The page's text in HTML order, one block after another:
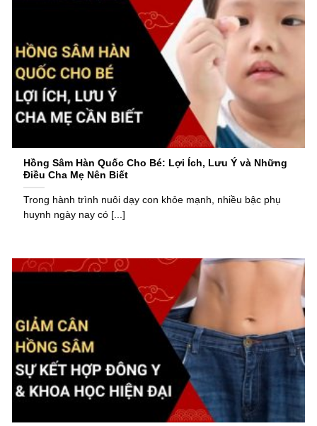
Hồng Sâm Hàn Quốc Cho Bé: Lợi Ích, Lưu Ý và Những
Điều Cha Mẹ Nên Biết
Trong hành trình nuôi dạy con khỏe mạnh, nhiều bậc phụ
huynh ngày nay có [...]